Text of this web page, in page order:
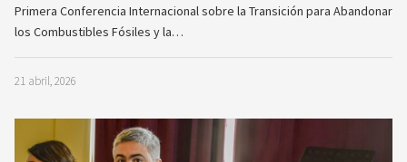
Primera Conferencia Internacional sobre la Transición para Abandonar
los Combustibles Fósiles y la…
21 abril, 2026